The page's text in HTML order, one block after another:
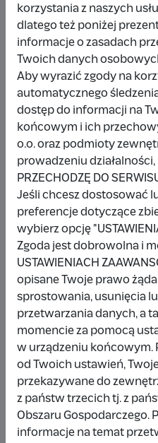
Wpłata
10 zł
Damianbloque
1 zł
Wpłata
10 zł
Wpłata
10 zł
korzystania z naszych
dlatego też poniżej
informacje o zasadach
Twoich danych
Aby wyrazić zgody na
automatycznego
dostęp do informacji na
końcowym i ich
o.o. oraz podmioty
prowadzeniu działalności,
PRZECHODZĘ DO
Jeśli chcesz dostosować
preferencje dotyczące
wybierz opcję
Zgoda jest dobrowolna i
USTAWIENIACH
opisane Twoje prawo
sprostowania, usunięcia
przetwarzania danych, a
momencie za pomocą
w urządzeniu końcowym.
od Twoich ustawień,
przekazywane do
z państw trzecich tj. z
Obszaru Gospodarczego.
informacje na temat